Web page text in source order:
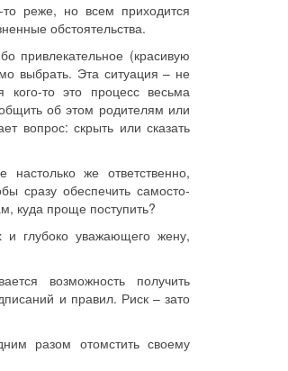
реже, но всем приходится
обстоятельства.
привлекательное (красивую
выбрать. Эта ситуация – не
то это процесс весьма
об этом родителям или
вопрос: скрыть или сказать
же ответственно,
сразу обеспечить самосто­
куда проще поступить?
глубоко уважающего жену,
возможность получить
и правил. Риск – зато
разом отомстить своему